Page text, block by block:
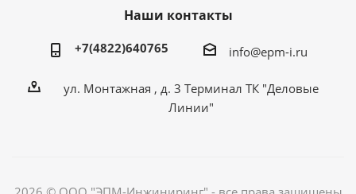
Наши контакты
+7(4822)640765 info@epm-i.ru
ул. Монтажная , д. 3 Терминал ТК "Деловые
Линии"